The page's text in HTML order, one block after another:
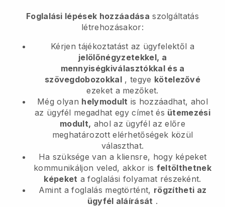
Foglalási lépések hozzáadása szolgáltatás
létrehozásakor:
Kérjen tájékoztatást az ügyfelektől a
jelölőnégyzetekkel, a
mennyiségkiválasztókkal és a
szövegdobozokkal , tegye kötelezővé
ezeket a mezőket.
Még olyan helymodult is hozzáadhat, ahol
az ügyfél megadhat egy címet és ütemezési
modult, ahol az ügyfél az előre
meghatározott elérhetőségek közül
választhat.
Ha szüksége van a kliensre, hogy képeket
kommunikáljon veled, akkor is feltölthetnek
képeket a foglalási folyamat részeként.
Amint a foglalás megtörtént, rögzítheti az
ügyfél aláírását .